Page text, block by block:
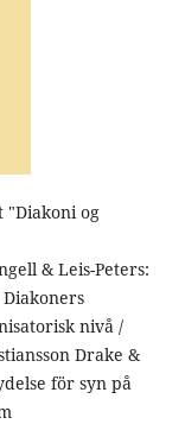
"Diakoni og
& Leis-Peters:
nivå /
Drake &
för syn på